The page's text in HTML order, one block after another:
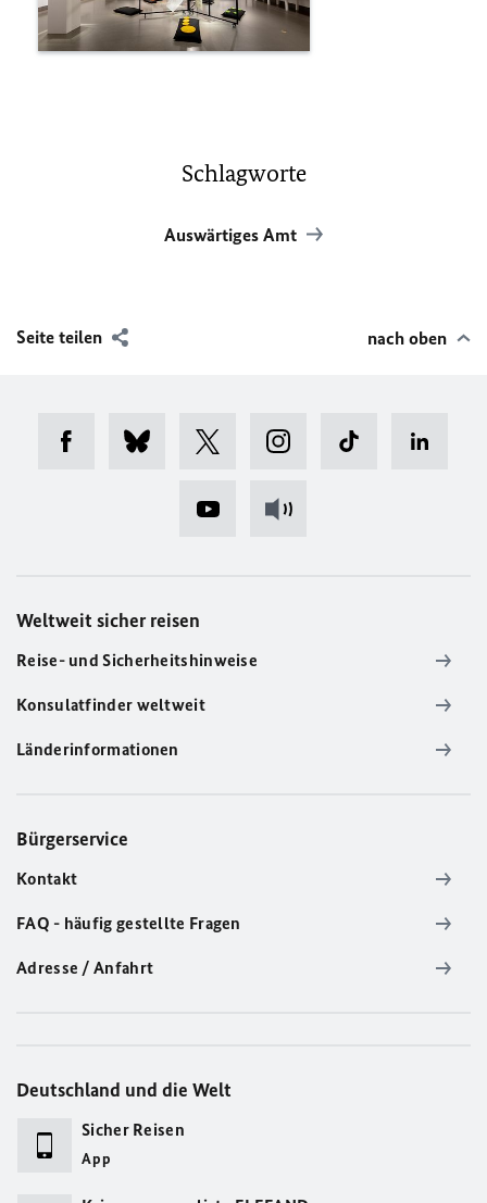
Schlagworte
Auswärtiges Amt
Seite teilen nach oben
Weltweit sicher reisen
Reise- und Sicherheitshinweise
Konsulatfinder weltweit
Länderinformationen
Bürgerservice
Kontakt
FAQ - häufig gestellte Fragen
Adresse / Anfahrt
Deutschland und die Welt
Sicher Reisen
App